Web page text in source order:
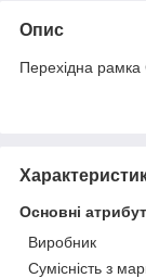
Опис
Перехідна рамка
Основні
Виробник
Сумісність з